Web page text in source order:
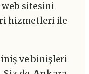
sitesini
hizmetleri ile
iniş ve binişleri